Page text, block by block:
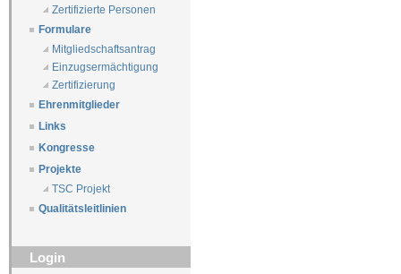
Zertifizierte Personen
Formulare
Mitgliedschaftsantrag
Einzugsermächtigung
Zertifizierung
Ehrenmitglieder
Links
Kongresse
Projekte
TSC Projekt
Qualitätsleitlinien
Login